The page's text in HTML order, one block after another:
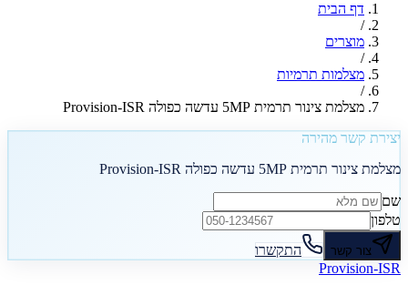
דף הבית
/
מוצרים
/
מצלמות תרמיות
/
מצלמת צינור תרמית 5MP עדשה כפולה Provision-ISR
יצירת קשר מהירה
מצלמת צינור תרמית 5MP עדשה כפולה Provision-ISR
שם
טלפון
צור קשר
התקשרו
Provision-ISR